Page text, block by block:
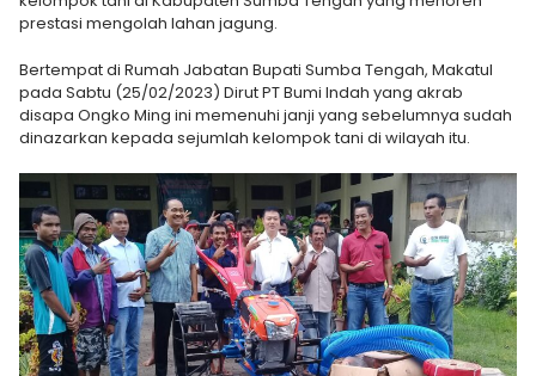
prestasi mengolah lahan jagung.
Bertempat di Rumah Jabatan Bupati Sumba Tengah, Makatul
pada Sabtu (25/02/2023) Dirut PT Bumi Indah yang akrab
disapa Ongko Ming ini memenuhi janji yang sebelumnya sudah
dinazarkan kepada sejumlah kelompok tani di wilayah itu.